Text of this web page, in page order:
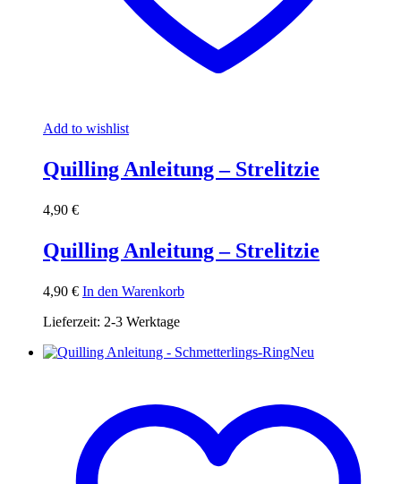
Add to wishlist
Quilling Anleitung – Strelitzie
4,90 €
Quilling Anleitung – Strelitzie
4,90 € In den Warenkorb
Lieferzeit: 2-3 Werktage
Neu